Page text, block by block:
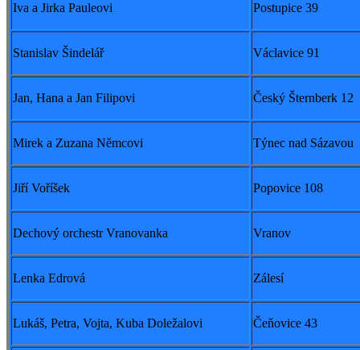
Iva a Jirka Pauleovi Postupice 39
Stanislav Šindelář Václavice 91
Jan, Hana a Jan Filipovi Český Šternberk 12
Mirek a Zuzana Němcovi Týnec nad Sázavou
Jiří Voříšek Popovice 108
Dechový orchestr Vranovanka Vranov
Lenka Edrová Zálesí
Lukáš, Petra, Vojta, Kuba Doležalovi Čeňovice 43